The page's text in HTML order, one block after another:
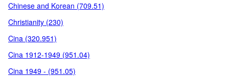
Chinese and Korean (709.51)
Christianity (230)
Cina (320.951)
Cina 1912-1949 (951.04)
Cina 1949 - (951.05)